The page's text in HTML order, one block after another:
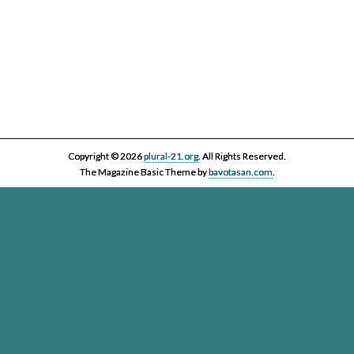
Copyright © 2026plural-21.org. All Rights Reserved.
The Magazine Basic Theme bybavotasan.com.